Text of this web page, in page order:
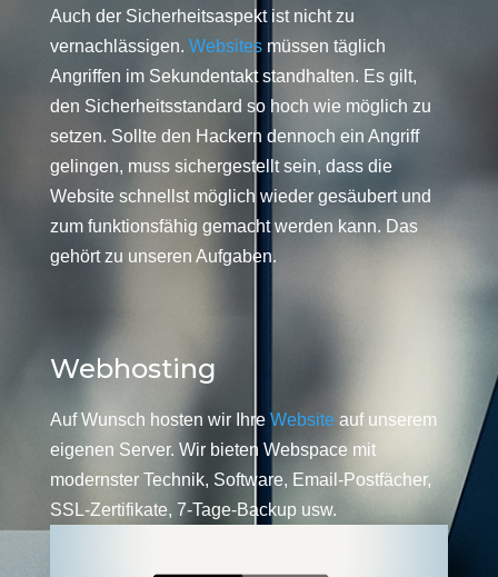
Auch der Sicherheitsaspekt ist nicht zu
vernachlässigen. Websitesmüssen täglich
Angriffen im Sekundentakt standhalten. Es gilt,
den Sicherheitsstandard so hoch wie möglich zu
setzen. Sollte den Hackern dennoch ein Angriff
gelingen, muss sichergestellt sein, dass die
Website schnellst möglich wieder gesäubert und
zum funktionsfähig gemacht werden kann. Das
gehört zu unseren Aufgaben.
Webhosting
Auf Wunsch hosten wir Ihre Website auf unserem
eigenen Server. Wir bieten Webspace mit
modernster Technik, Software, Email-Postfächer,
SSL-Zertifikate, 7-Tage-Backup usw.